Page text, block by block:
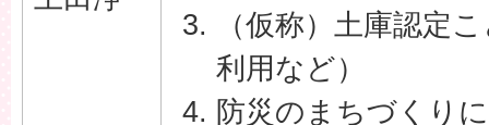
（仮称）土庫認定
利用など）
防災のまちづくり